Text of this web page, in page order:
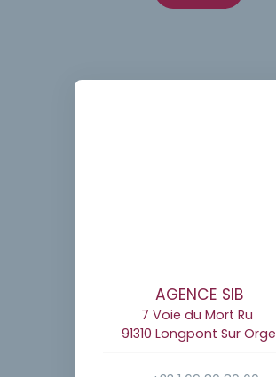
AGENCE SIB
7 Voie du Mort Ru
91310 Longpont Sur Orge